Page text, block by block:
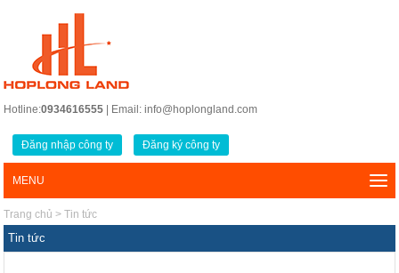
Hotline:0934616555 | Email: info@hoplongland.com
Đăng nhập công ty Đăng ký công ty
MENU
Trang chủ >Tin tức
Tin tức